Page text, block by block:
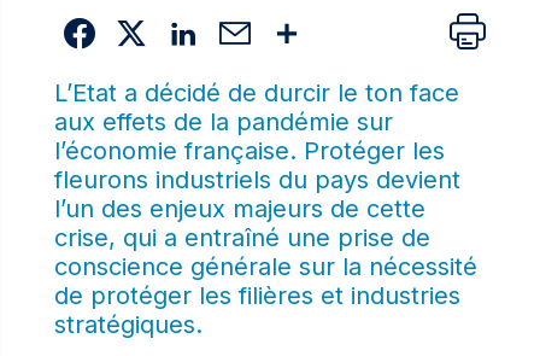
L’Etat a décidé de durcir le ton face
aux effets de la pandémie sur
l’économie française. Protéger les
fleurons industriels du pays devient
l’un des enjeux majeurs de cette
crise, qui a entraîné une prise de
conscience générale sur la nécessité
de protéger les filières et industries
stratégiques.